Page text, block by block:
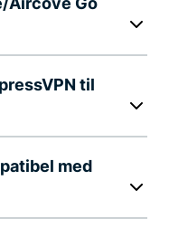
til
med